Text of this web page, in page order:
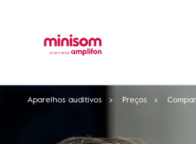
Aparelhos auditivos Preços